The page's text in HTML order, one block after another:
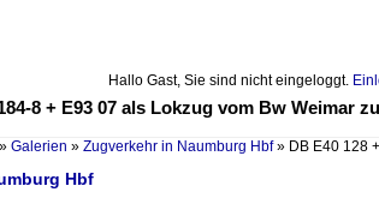
Hallo Gast, Sie sind nicht eingeloggt.
8 + E93 07 als Lokzug vom Bw Weimar
» Galerien » Zugverkehr in Naumburg Hbf» DB E40 128
Hbf